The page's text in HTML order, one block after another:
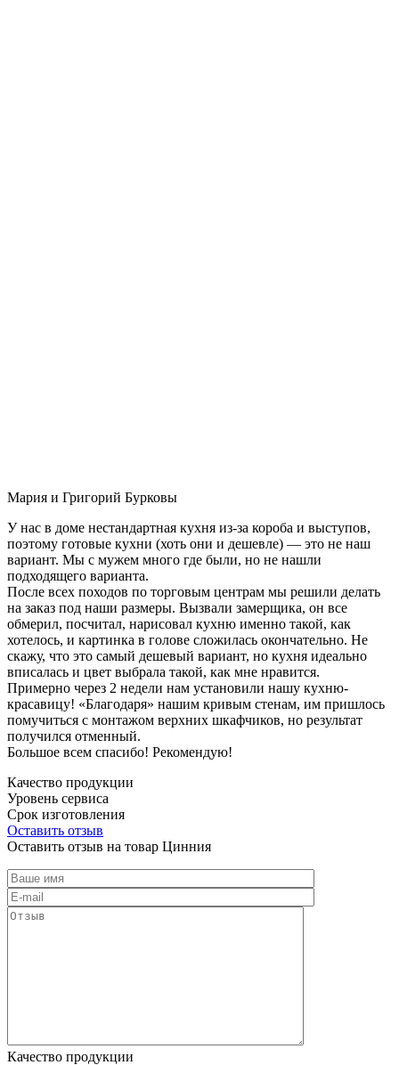
Мария и Григорий Бурковы
У нас в доме нестандартная кухня из-за короба и выступов,
поэтому готовые кухни (хоть они и дешевле) — это не наш
вариант. Мы с мужем много где были, но не нашли
подходящего варианта.
После всех походов по торговым центрам мы решили делать
на заказ под наши размеры. Вызвали замерщика, он все
обмерил, посчитал, нарисовал кухню именно такой, как
хотелось, и картинка в голове сложилась окончательно. Не
скажу, что это самый дешевый вариант, но кухня идеально
вписалась и цвет выбрала такой, как мне нравится.
Примерно через 2 недели нам установили нашу кухню-
красавицу! «Благодаря» нашим кривым стенам, им пришлось
помучиться с монтажом верхних шкафчиков, но результат
получился отменный.
Большое всем спасибо! Рекомендую!
Качество продукции
Уровень сервиса
Срок изготовления
Оставить отзыв
Оставить отзыв на товар Цинния
Качество продукции